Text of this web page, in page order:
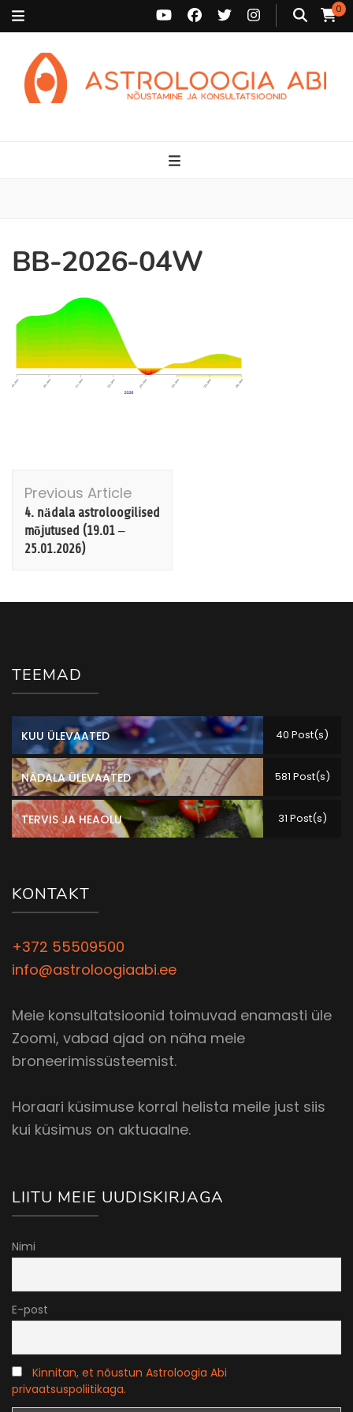
0
BB-2026-04W
Post
Navigation
Previous Article
4. nädala astroloogilised
mõjutused (19.01 –
25.01.2026)
TEEMAD
KUU ÜLEVAATED 40 Post(s)
NÄDALA ÜLEVAATED 581 Post(s)
TERVIS JA HEAOLU 31 Post(s)
KONTAKT
+372 55509500
info@astroloogiaabi.ee
Meie konsultatsioonid toimuvad enamasti üle
Zoomi, vabad ajad on näha meie
broneerimissüsteemist.
Horaari küsimuse korral helista meile just siis
kui küsimus on aktuaalne.
LIITU MEIE UUDISKIRJAGA
Nimi
E-post
Kinnitan, et nõustun Astroloogia Abi
privaatsuspoliitikaga.